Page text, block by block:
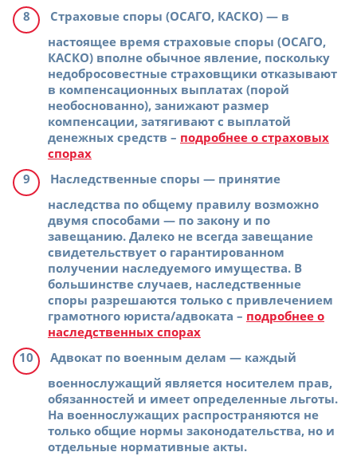
Страховые споры (ОСАГО, КАСКО) — в
настоящее время страховые споры (ОСАГО,
КАСКО) вполне обычное явление, поскольку
недобросовестные страховщики отказывают
в компенсационных выплатах (порой
необоснованно), занижают размер
компенсации, затягивают с выплатой
денежных средств – подробнее о страховых
спорах
Наследственные споры — принятие
наследства по общему правилу возможно
двумя способами — по закону и по
завещанию. Далеко не всегда завещание
свидетельствует о гарантированном
получении наследуемого имущества. В
большинстве случаев, наследственные
споры разрешаются только с привлечением
грамотного юриста/адвоката – подробнее о
наследственных спорах
Адвокат по военным делам — каждый
военнослужащий является носителем прав,
обязанностей и имеет определенные льготы.
На военнослужащих распространяются не
только общие нормы законодательства, но и
отдельные нормативные акты.